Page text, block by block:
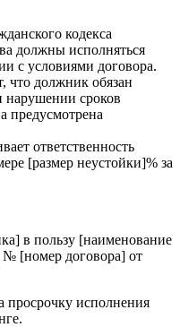
кодекса
должны исполняться
с условиями договора.
что должник обязан
нарушении сроков
предусмотрена
ответственность
[размер неустойки]% за
в пользу [наименование
№ [номер договора] от
просрочку исполнения